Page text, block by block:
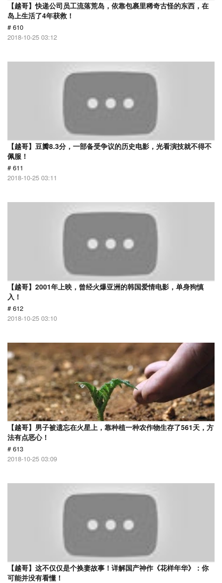
【越哥】快递公司员工流落荒岛，依靠包裹里稀奇古怪的东西，在
岛上生活了4年获救！
# 610
2018-10-25 03:12
【越哥】豆瓣8.3分，一部备受争议的历史电影，光看演技就不得不
佩服！
# 611
2018-10-25 03:11
【越哥】2001年上映，曾经火爆亚洲的韩国爱情电影，单身狗慎
入！
# 612
2018-10-25 03:10
【越哥】男子被遗忘在火星上，靠种植一种农作物生存了561天，方
法有点恶心！
# 613
2018-10-25 03:09
【越哥】这不仅仅是个换妻故事！详解国产神作《花样年华》：你
可能并没有看懂！